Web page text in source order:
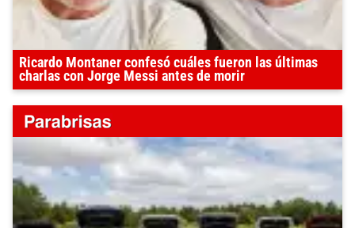
Ricardo Montaner confesó cuáles fueron las últimas
charlas con Jorge Messi antes de morir